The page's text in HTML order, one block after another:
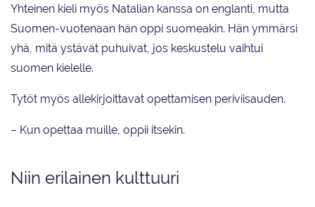
Yhteinen kieli myös Natalian kanssa on englanti, mutta
Suomen-vuotenaan hän oppi suomeakin. Hän ymmärsi
yhä, mitä ystävät puhuivat, jos keskustelu vaihtui
suomen kielelle.
Tytöt myös allekirjoittavat opettamisen periviisauden.
– Kun opettaa muille, oppii itsekin.
Niin erilainen kulttuuri